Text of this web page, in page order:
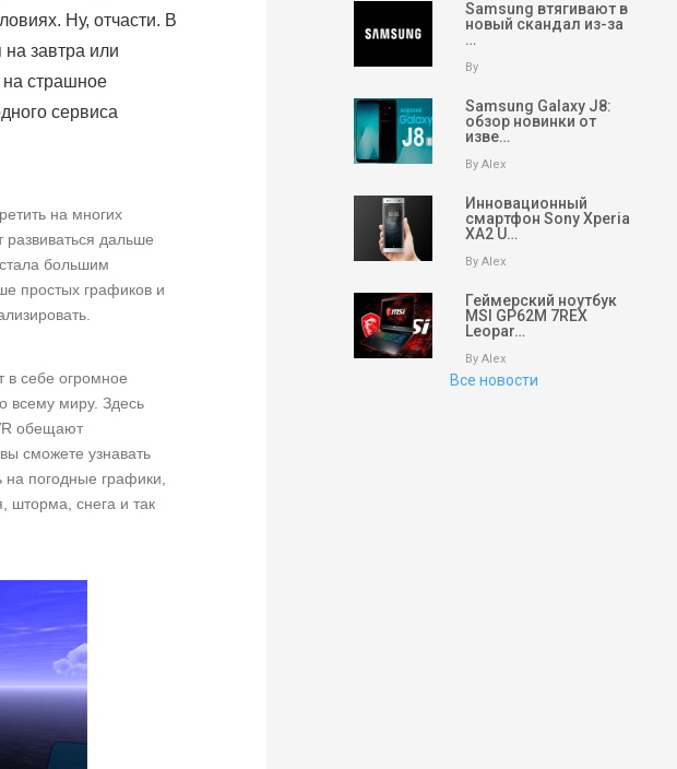
Ну, отчасти. В
завтра или
на страшное
сервиса
на многих
дальше
большим
простых графиков и
в себе огромное
всему миру. Здесь
обещают
сможете узнавать
на погодные графики,
шторма, снега и так
Samsung втягивают в
новый скандал из-за
…
By
Samsung Galaxy J8:
обзор новинки от
изве…
By Alex
Инновационный
смартфон Sony Xperia
XA2 U…
By Alex
Геймерский ноутбук
MSI GP62M 7REX
Leopar…
By Alex
Все новости